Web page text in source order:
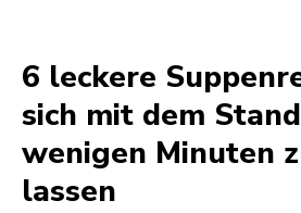
6 leckere
sich mit dem
wenigen Minuten
lassen